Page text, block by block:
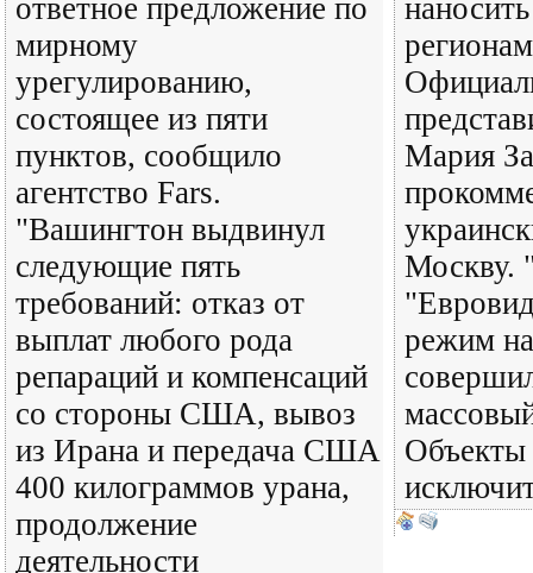
ответное предложение по
мирному
урегулированию,
состоящее из пяти
пунктов, сообщило
агентство Fars.
"Вашингтон выдвинул
следующие пять
требований: отказ от
выплат любого рода
репараций и компенсаций
со стороны США, вывоз
из Ирана и передача США
400 килограммов урана,
продолжение
деятельности
Мария
Москву.
режим
Объекты